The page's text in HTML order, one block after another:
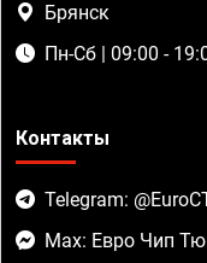
Брянск
Пн-Сб | 09:00 -
Контакты
Telegram:
Max: Евро Чип